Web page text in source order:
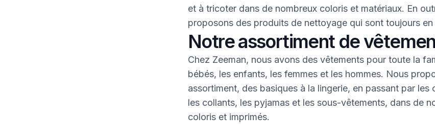
et à tricoter dans de nombreux coloris et matériaux. En
proposons des produits de nettoyage qui sont toujours
Notre assortiment de
Chez Zeeman, nous avons des vêtements pour toute la
bébés, les enfants, les femmes et les hommes. Nous
assortiment, des basiques à la lingerie, en passant par les
les collants, les pyjamas et les sous-vêtements, dans de
coloris et imprimés.